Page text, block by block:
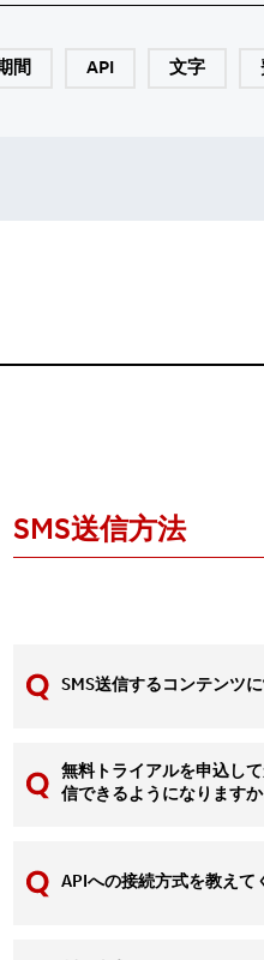
間 API 文字
SMS送信方法
SMS送信するコンテンツ
無料トライアルを申込し
信できるようになります
APIへの接続方式を教えて